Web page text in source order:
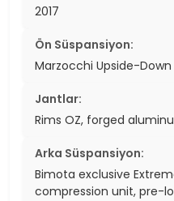
2017
Ön Süspansiyon:
Marzocchi Upside-
Jantlar:
Rims OZ, forged
Arka Süspansiyon:
Bimota exclusive
compression unit, pre-